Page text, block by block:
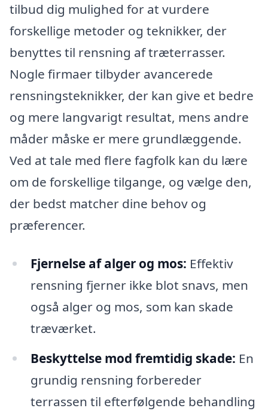
tilbud dig mulighed for at vurdere
forskellige metoder og teknikker, der
benyttes til rensning af træterrasser.
Nogle firmaer tilbyder avancerede
rensningsteknikker, der kan give et bedre
og mere langvarigt resultat, mens andre
måder måske er mere grundlæggende.
Ved at tale med flere fagfolk kan du lære
om de forskellige tilgange, og vælge den,
der bedst matcher dine behov og
præferencer.
Fjernelse af alger og mos: Effektiv
rensning fjerner ikke blot snavs, men
også alger og mos, som kan skade
træværket.
Beskyttelse mod fremtidig skade: En
grundig rensning forbereder
terrassen til efterfølgende behandling